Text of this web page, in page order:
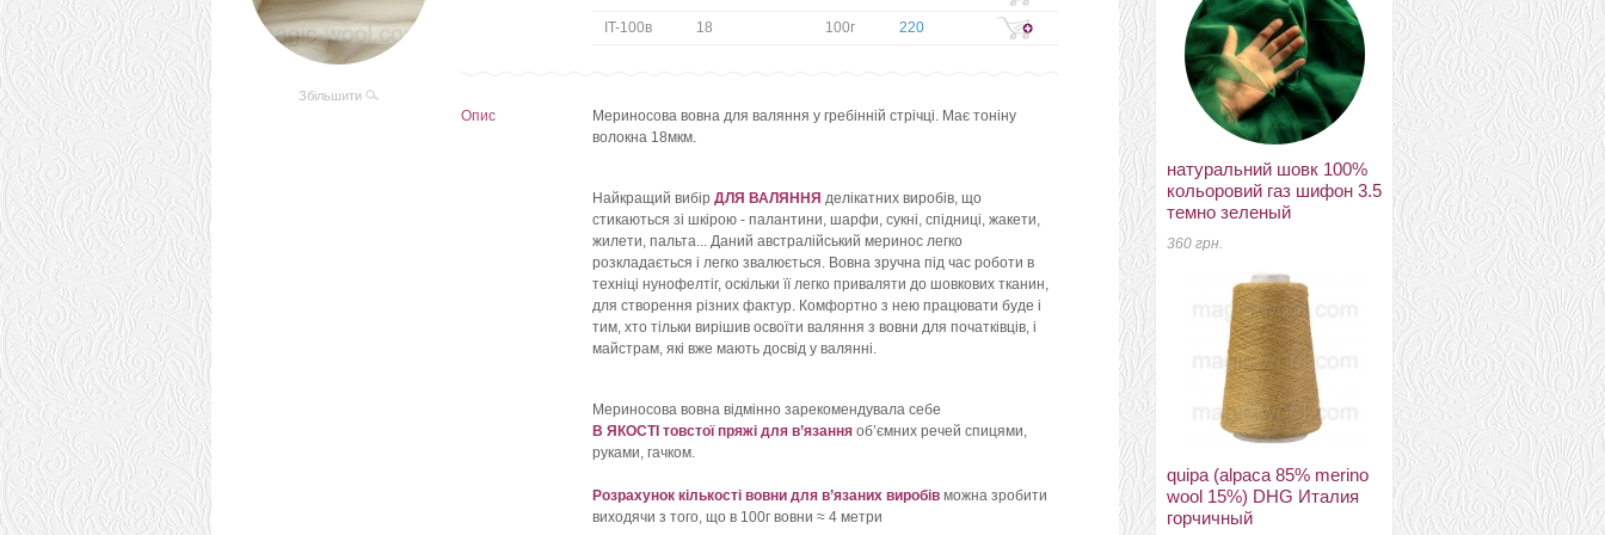
натуральний шовк 100%
кольоровий газ шифон 3.5
темно зеленый
360 грн.
quipa (alpaca 85% merino
wool 15%) DHG Италия
горчичный
новозеландский 27мкм
Латвия ванильный К2005
175 грн.
новозеландский 27мкм
Латвия майская зелень
К5016
175 грн.
Збільшити
IT-100в
18 100г 220
Опис
Мериносова вовна для валяння у гребінній стрічці. Має тоніну
волокна 18мкм.
Найкращий вибір ДЛЯ ВАЛЯННЯ делікатних виробів, що
стикаються зі шкірою - палантини, шарфи, сукні, спідниці, жакети,
жилети, пальта... Даний австралійський меринос легко
розкладається і легко звалюється. Вовна зручна під час роботи в
техніці нунофелтіг, оскільки її легко приваляти до шовкових тканин,
для створення різних фактур. Комфортно з нею працювати буде і
тим, хто тільки вирішив освоїти валяння з вовни для початківців, і
майстрам, які вже мають досвід у валянні.
Мериносова вовна відмінно зарекомендувала себе
В ЯКОСТІ товстої пряжі для в’язання об’ємних речей спицями,
руками, гачком.
Розрахунок кількості вовни для в’язаних виробів можна зробити
виходячи з того, що в 100г вовни ≈ 4 метри